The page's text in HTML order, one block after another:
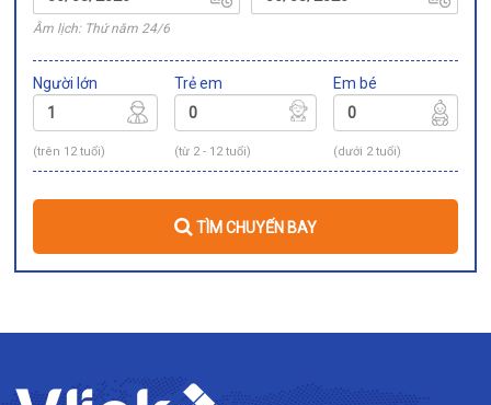
Âm lịch: Thứ năm 24/6
Người lớn
(trên 12 tuổi)
Trẻ em
(từ 2 - 12 tuổi)
Em bé
(dưới 2 tuổi)
TÌM CHUYẾN BAY